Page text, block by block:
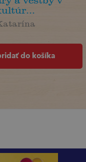
do košíka